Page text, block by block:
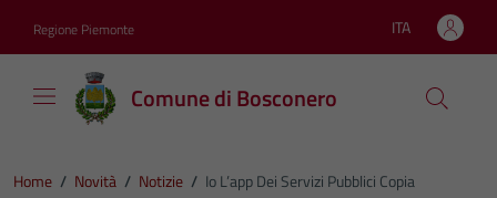
Regione Piemonte Lingua attiva:
ITA
Comune di Bosconero
Home / Novità / Notizie / Io L’app Dei Servizi Pubblici Copia